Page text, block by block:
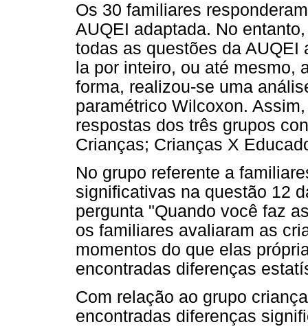
Os 30 familiares
AUQEI adaptada. No
todas as questões da AUQEI
la por inteiro, ou até mesmo,
forma, realizou-se uma
paramétrico Wilcoxon.
respostas dos três grupos
Crianças; Crianças X
No grupo referente a
significativas na questão 12
pergunta "Quando você faz
os familiares avaliaram as
momentos do que elas
encontradas diferenças
Com relação ao grupo
encontradas diferenças